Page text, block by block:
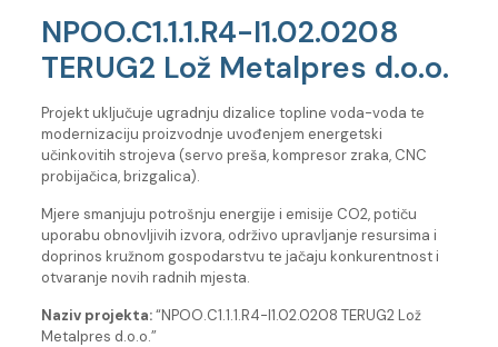
NPOO.C1.1.1.R4-I1.02.0208
TERUG2 Lož Metalpres d.o.o.
Projekt uključuje ugradnju dizalice topline voda-voda te
modernizaciju proizvodnje uvođenjem energetski
učinkovitih strojeva (servo preša, kompresor zraka, CNC
probijačica, brizgalica).
Mjere smanjuju potrošnju energije i emisije CO2, potiču
uporabu obnovljivih izvora, održivo upravljanje resursima i
doprinos kružnom gospodarstvu te jačaju konkurentnost i
otvaranje novih radnih mjesta.
Naziv projekta:“NPOO.C1.1.1.R4-I1.02.0208 TERUG2 Lož
Metalpres d.o.o.”